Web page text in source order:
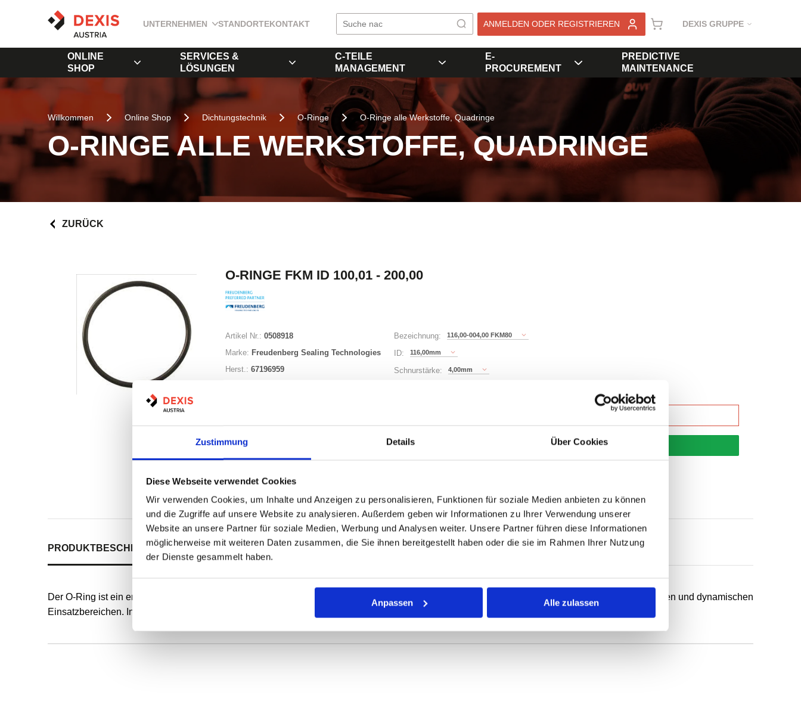
Zustimmung Details Über Cookies
Diese Webseite verwendet Cookies
Wir verwenden Cookies, um Inhalte und Anzeigen zu personalisieren, Funktionen für soziale Medien anbieten zu können
und die Zugriffe auf unsere Website zu analysieren. Außerdem geben wir Informationen zu Ihrer Verwendung unserer
Website an unsere Partner für soziale Medien, Werbung und Analysen weiter. Unsere Partner führen diese Informationen
möglicherweise mit weiteren Daten zusammen, die Sie ihnen bereitgestellt haben oder die sie im Rahmen Ihrer Nutzung
der Dienste gesammelt haben.
Anpassen Alle zulassen
UNTERNEHMEN STANDORTEKONTAKT ANMELDEN ODER REGISTRIEREN DEXIS GRUPPE
ONLINE
SHOP
SERVICES &
LÖSUNGEN
C-TEILE
MANAGEMENT
E-
PROCUREMENT
PREDICTIVE
MAINTENANCE
Willkommen Online Shop Dichtungstechnik O-Ringe O-Ringe alle Werkstoffe, Quadringe
O-RINGE ALLE WERKSTOFFE, QUADRINGE
ZURÜCK
O-RINGE FKM ID 100,01 - 200,00
Artikel Nr.: 0508918
Marke: Freudenberg Sealing Technologies
Herst.: 67196959
Bezeichnung: 116,00-004,00 FKM80
ID: 116,00mm
Schnurstärke: 4,00mm
Nicht auf Lager
Print
PRODUKTBESCHREIBUNGALLE SPEZIFIKATIONENVARIANTEN
Der O-Ring ist ein endlos formvulkanisierter, runder Dichtring mit kreisförmigem Querschnitt für die unterschiedlichsten Anwendungsfälle in statischen und dynamischen
Einsatzbereichen. Innendurchmesser und Schnurstärke definieren die Abmessungen.